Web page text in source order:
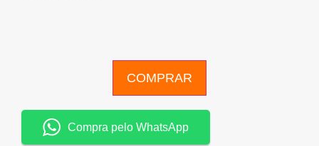
COMPRAR
Compra pelo WhatsApp